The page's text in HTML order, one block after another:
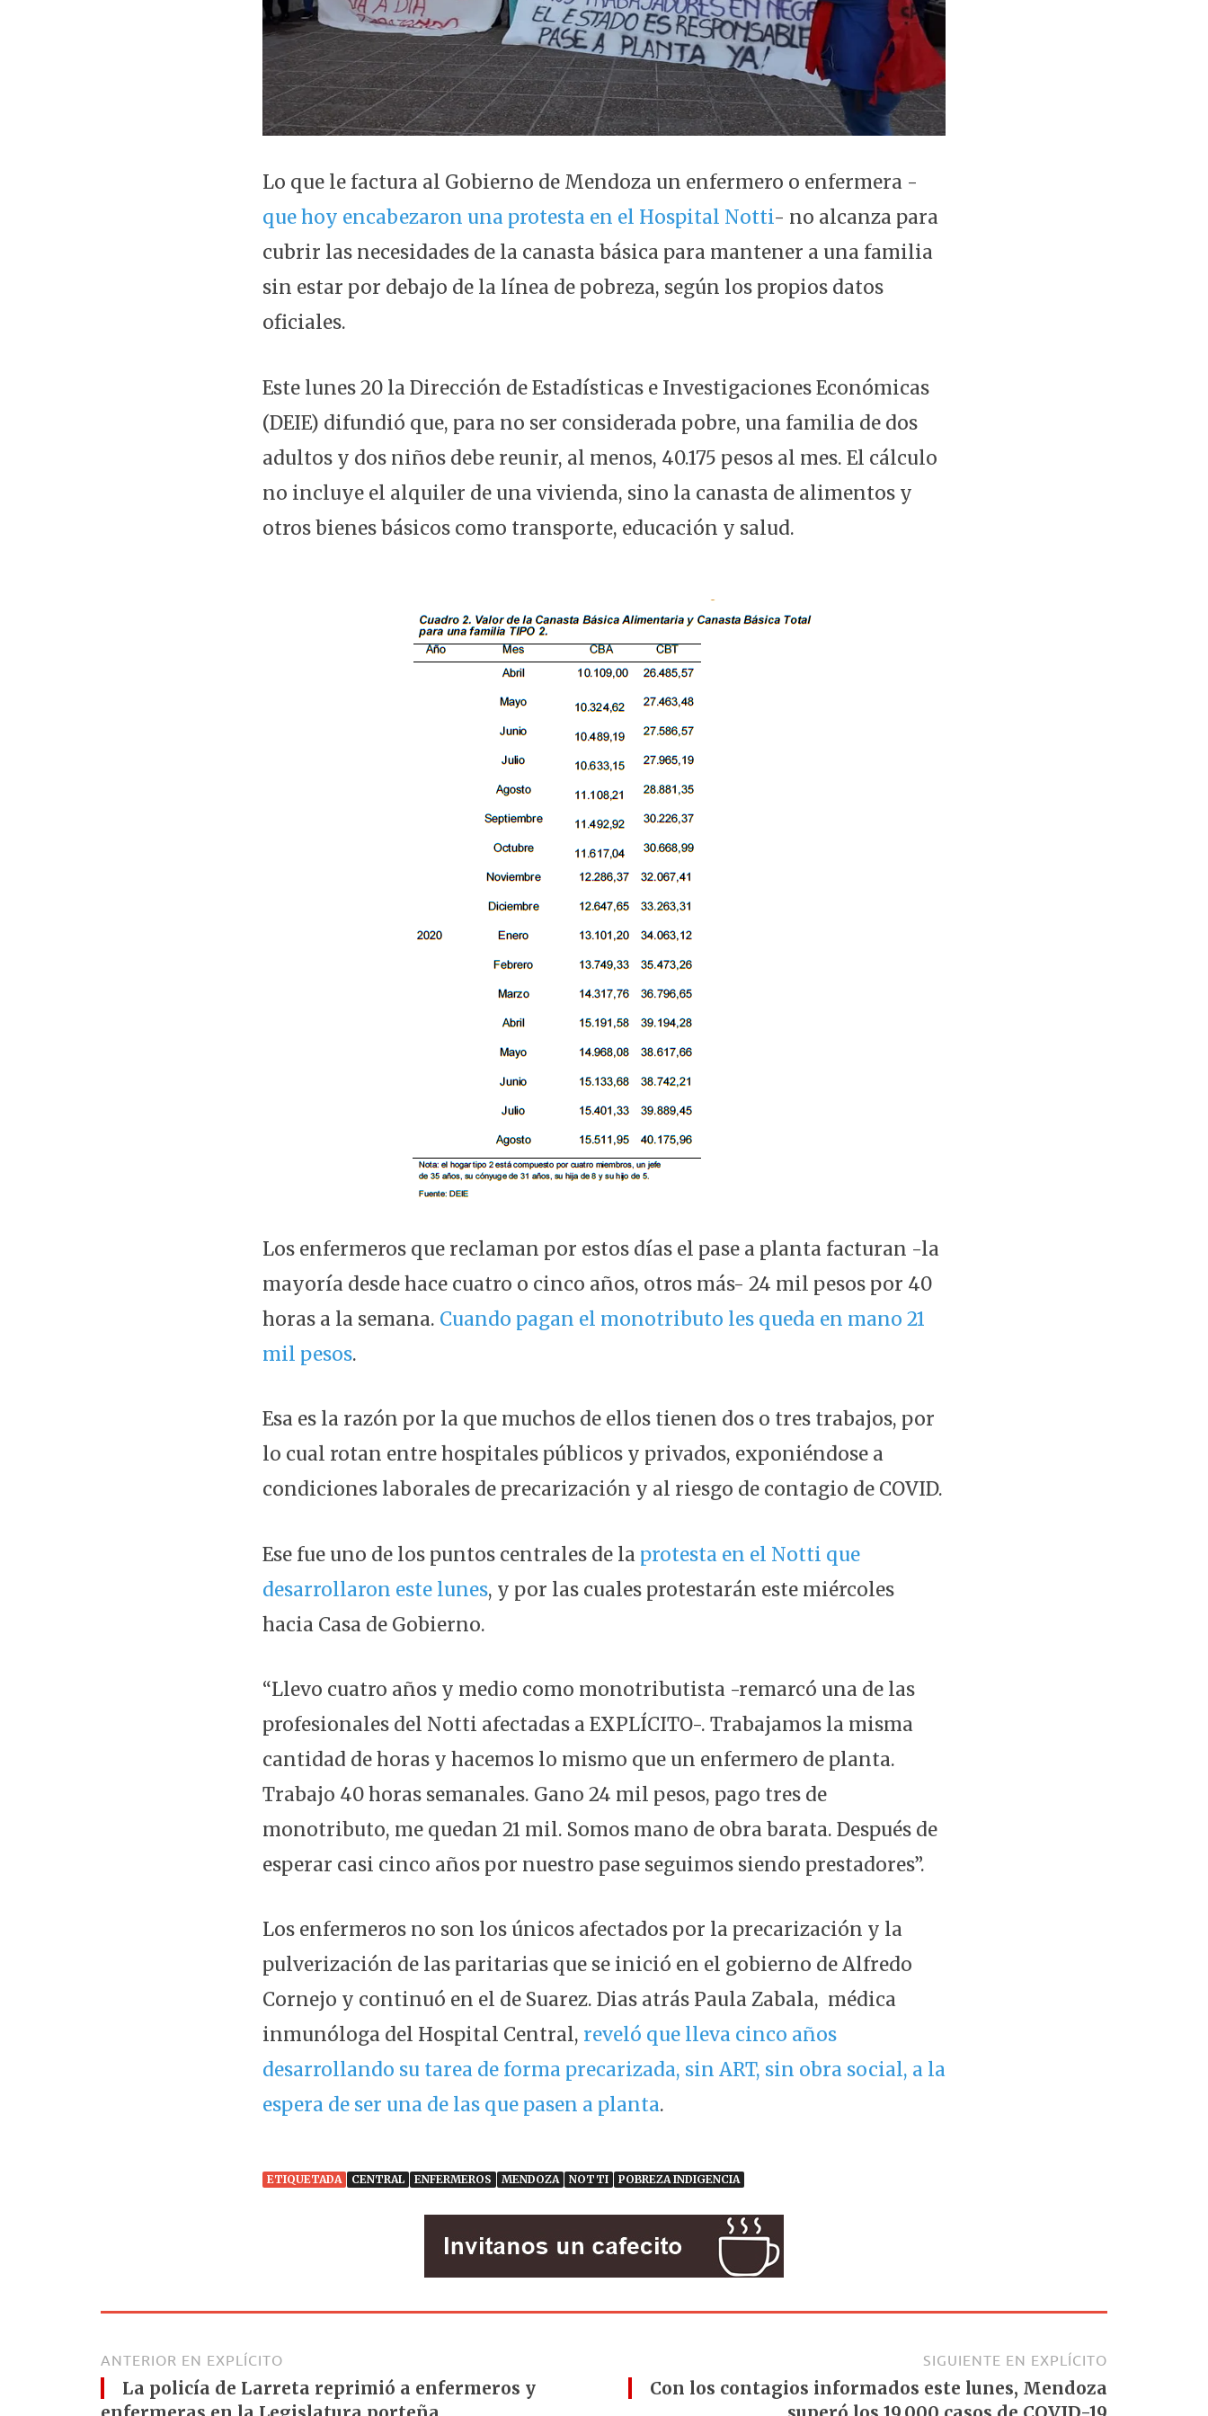
Lo que le factura al Gobierno de Mendoza un enfermero o enfermera -
que hoy encabezaron una protesta en el Hospital Notti- no alcanza para
cubrir las necesidades de la canasta básica para mantener a una familia
sin estar por debajo de la línea de pobreza, según los propios datos
oficiales.
Este lunes 20 la Dirección de Estadísticas e Investigaciones Económicas
(DEIE) difundió que, para no ser considerada pobre, una familia de dos
adultos y dos niños debe reunir, al menos, 40.175 pesos al mes. El cálculo
no incluye el alquiler de una vivienda, sino la canasta de alimentos y
otros bienes básicos como transporte, educación y salud.
Los enfermeros que reclaman por estos días el pase a planta facturan -la
mayoría desde hace cuatro o cinco años, otros más- 24 mil pesos por 40
horas a la semana. Cuando pagan el monotributo les queda en mano 21
mil pesos.
Esa es la razón por la que muchos de ellos tienen dos o tres trabajos, por
lo cual rotan entre hospitales públicos y privados, exponiéndose a
condiciones laborales de precarización y al riesgo de contagio de COVID.
Ese fue uno de los puntos centrales de la protesta en el Notti que
desarrollaron este lunes, y por las cuales protestarán este miércoles
hacia Casa de Gobierno.
“Llevo cuatro años y medio como monotributista -remarcó una de las
profesionales del Notti afectadas a EXPLÍCITO-. Trabajamos la misma
cantidad de horas y hacemos lo mismo que un enfermero de planta.
Trabajo 40 horas semanales. Gano 24 mil pesos, pago tres de
monotributo, me quedan 21 mil. Somos mano de obra barata. Después de
esperar casi cinco años por nuestro pase seguimos siendo prestadores”.
Los enfermeros no son los únicos afectados por la precarización y la
pulverización de las paritarias que se inició en el gobierno de Alfredo
Cornejo y continuó en el de Suarez. Dias atrás Paula Zabala, médica
inmunóloga del Hospital Central, reveló que lleva cinco años
desarrollando su tarea de forma precarizada, sin ART, sin obra social, a la
espera de ser una de las que pasen a planta.
ETIQUETADA CENTRAL ENFERMEROS MENDOZA NOTTI POBREZA INDIGENCIA
ANTERIOR EN EXPLÍCITO
La policía de Larreta reprimió a enfermeros y
SIGUIENTE EN EXPLÍCITO
Con los contagios informados este lunes, Mendoza